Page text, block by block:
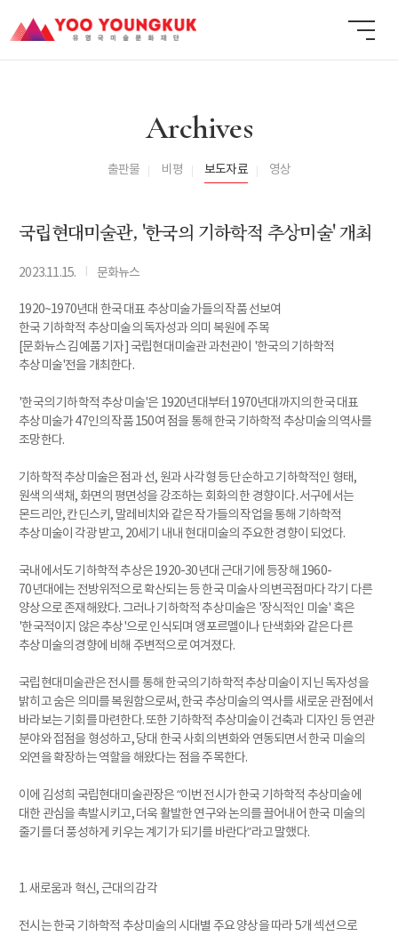
Archives
출판물 비평 보도자료 영상
국립현대미술관, '한국의 기하학적 추상미술' 개최
2023.11.15. 문화뉴스
1920~1970년대 한국 대표 추상미술가들의 작품 선보여
한국 기하학적 추상미술의 독자성과 의미 복원에 주목
[문화뉴스 김예품 기자] 국립현대미술관 과천관이 '한국의 기하학적
추상미술'전을 개최한다.
'한국의 기하학적 추상미술'은 1920년대부터 1970년대까지의 한국 대표
추상미술가 47인의 작품 150여 점을 통해 한국 기하학적 추상미술의 역사를
조망한다.
기하학적 추상미술은 점과 선, 원과 사각형 등 단순하고 기하학적인 형태,
원색의 색채, 화면의 평면성을 강조하는 회화의 한 경향이다. 서구에서는
몬드리안, 칸딘스키, 말레비치와 같은 작가들의 작업을 통해 기하학적
추상미술이 각광 받고, 20세기 내내 현대미술의 주요한 경향이 되었다.
국내에서도 기하학적 추상은 1920-30년대 근대기에 등장해 1960-
70년대에는 전방위적으로 확산되는 등 한국 미술사의 변곡점마다 각기 다른
양상으로 존재해왔다. 그러나 기하학적 추상미술은 '장식적인 미술' 혹은
'한국적이지 않은 추상'으로 인식되며 앵포르멜이나 단색화와 같은 다른
추상미술의 경향에 비해 주변적으로 여겨졌다.
국립현대미술관은 전시를 통해 한국의 기하학적 추상미술이 지닌 독자성을
밝히고 숨은 의미를 복원함으로써, 한국 추상미술의 역사를 새로운 관점에서
바라보는 기회를 마련한다. 또한 기하학적 추상미술이 건축과 디자인 등 연관
분야와 접점을 형성하고, 당대 한국 사회의 변화와 연동되면서 한국 미술의
외연을 확장하는 역할을 해왔다는 점을 주목한다.
이에 김성희 국립현대미술관장은 “이번 전시가 한국 기하학적 추상미술에
대한 관심을 촉발시키고, 더욱 활발한 연구와 논의를 끌어내어 한국 미술의
줄기를 더 풍성하게 키우는 계기가 되기를 바란다”라고 말했다.
1. 새로움과 혁신, 근대의 감각
전시는 한국 기하학적 추상미술의 시대별 주요 양상을 따라 5개 섹션으로